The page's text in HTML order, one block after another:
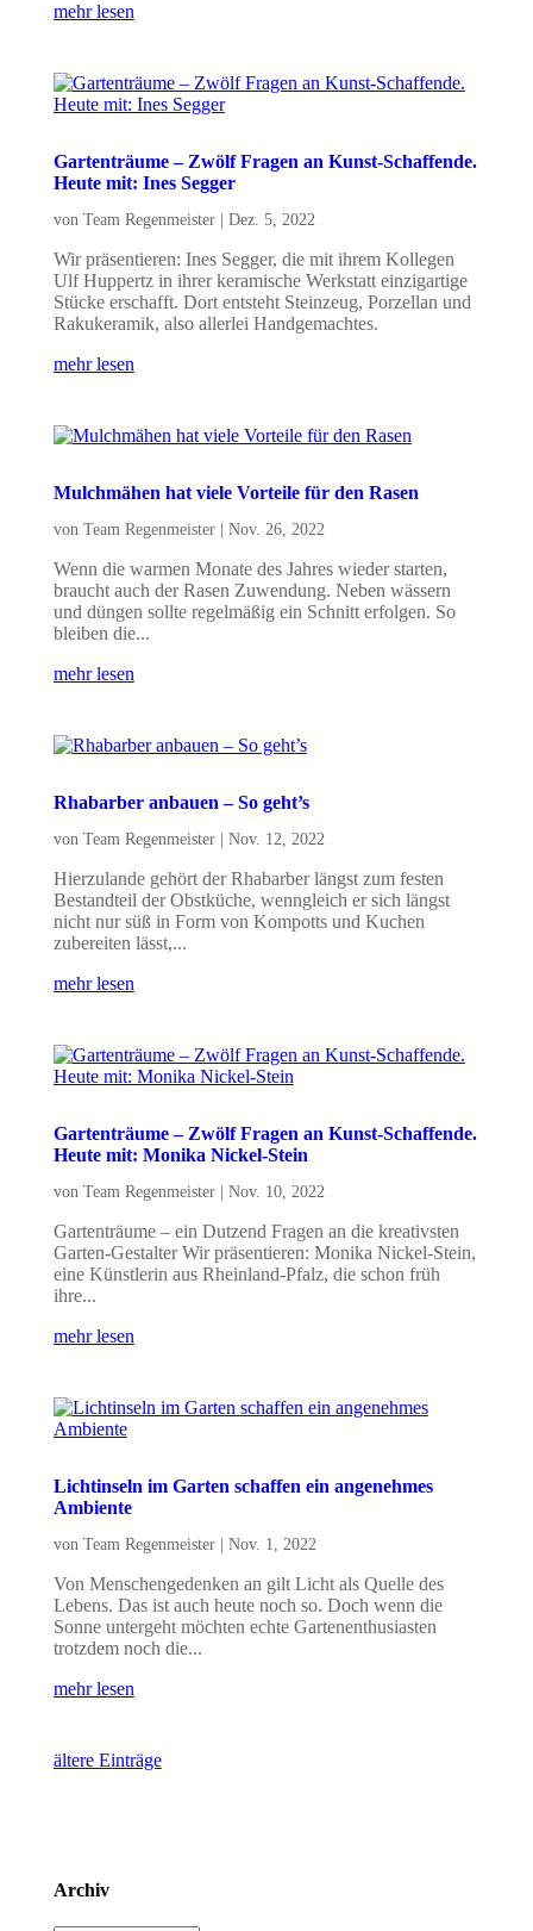
mehr lesen
Gartenträume – Zwölf Fragen an Kunst-Schaffende.
Heute mit: Ines Segger
von Team Regenmeister| Dez. 5, 2022
Wir präsentieren: Ines Segger, die mit ihrem Kollegen
Ulf Huppertz in ihrer keramische Werkstatt einzigartige
Stücke erschafft. Dort entsteht Steinzeug, Porzellan und
Rakukeramik, also allerlei Handgemachtes.
mehr lesen
Mulchmähen hat viele Vorteile für den Rasen
von Team Regenmeister| Nov. 26, 2022
Wenn die warmen Monate des Jahres wieder starten,
braucht auch der Rasen Zuwendung. Neben wässern
und düngen sollte regelmäßig ein Schnitt erfolgen. So
bleiben die...
mehr lesen
Rhabarber anbauen – So geht’s
von Team Regenmeister| Nov. 12, 2022
Hierzulande gehört der Rhabarber längst zum festen
Bestandteil der Obstküche, wenngleich er sich längst
nicht nur süß in Form von Kompotts und Kuchen
zubereiten lässt,...
mehr lesen
Gartenträume – Zwölf Fragen an Kunst-Schaffende.
Heute mit: Monika Nickel-Stein
von Team Regenmeister| Nov. 10, 2022
Gartenträume – ein Dutzend Fragen an die kreativsten
Garten-Gestalter Wir präsentieren: Monika Nickel-Stein,
eine Künstlerin aus Rheinland-Pfalz, die schon früh
ihre...
mehr lesen
Lichtinseln im Garten schaffen ein angenehmes
Ambiente
von Team Regenmeister| Nov. 1, 2022
Von Menschengedenken an gilt Licht als Quelle des
Lebens. Das ist auch heute noch so. Doch wenn die
Sonne untergeht möchten echte Gartenenthusiasten
trotzdem noch die...
mehr lesen
ältere Einträge
Archiv